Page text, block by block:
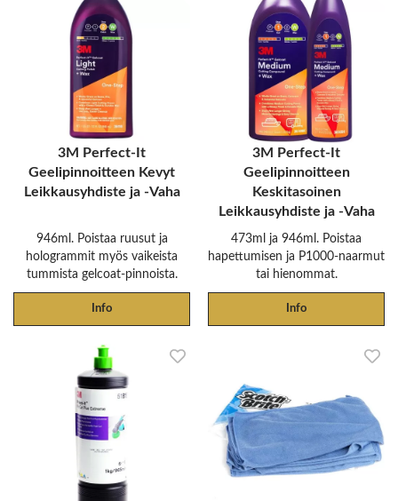
3M Perfect-It
Geelipinnoitteen Kevyt
Leikkausyhdiste ja -Vaha
946ml. Poistaa ruusut ja
hologrammit myös vaikeista
tummista gelcoat-pinnoista.
Info
3M Perfect-It
Geelipinnoitteen
Keskitasoinen
Leikkausyhdiste ja -Vaha
473ml ja 946ml. Poistaa
hapettumisen ja P1000-naarmut
tai hienommat.
Info